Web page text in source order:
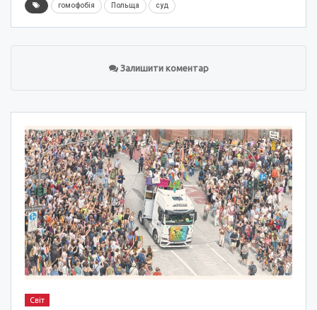
гомофобія Польща суд
Залишити коментар
Світ